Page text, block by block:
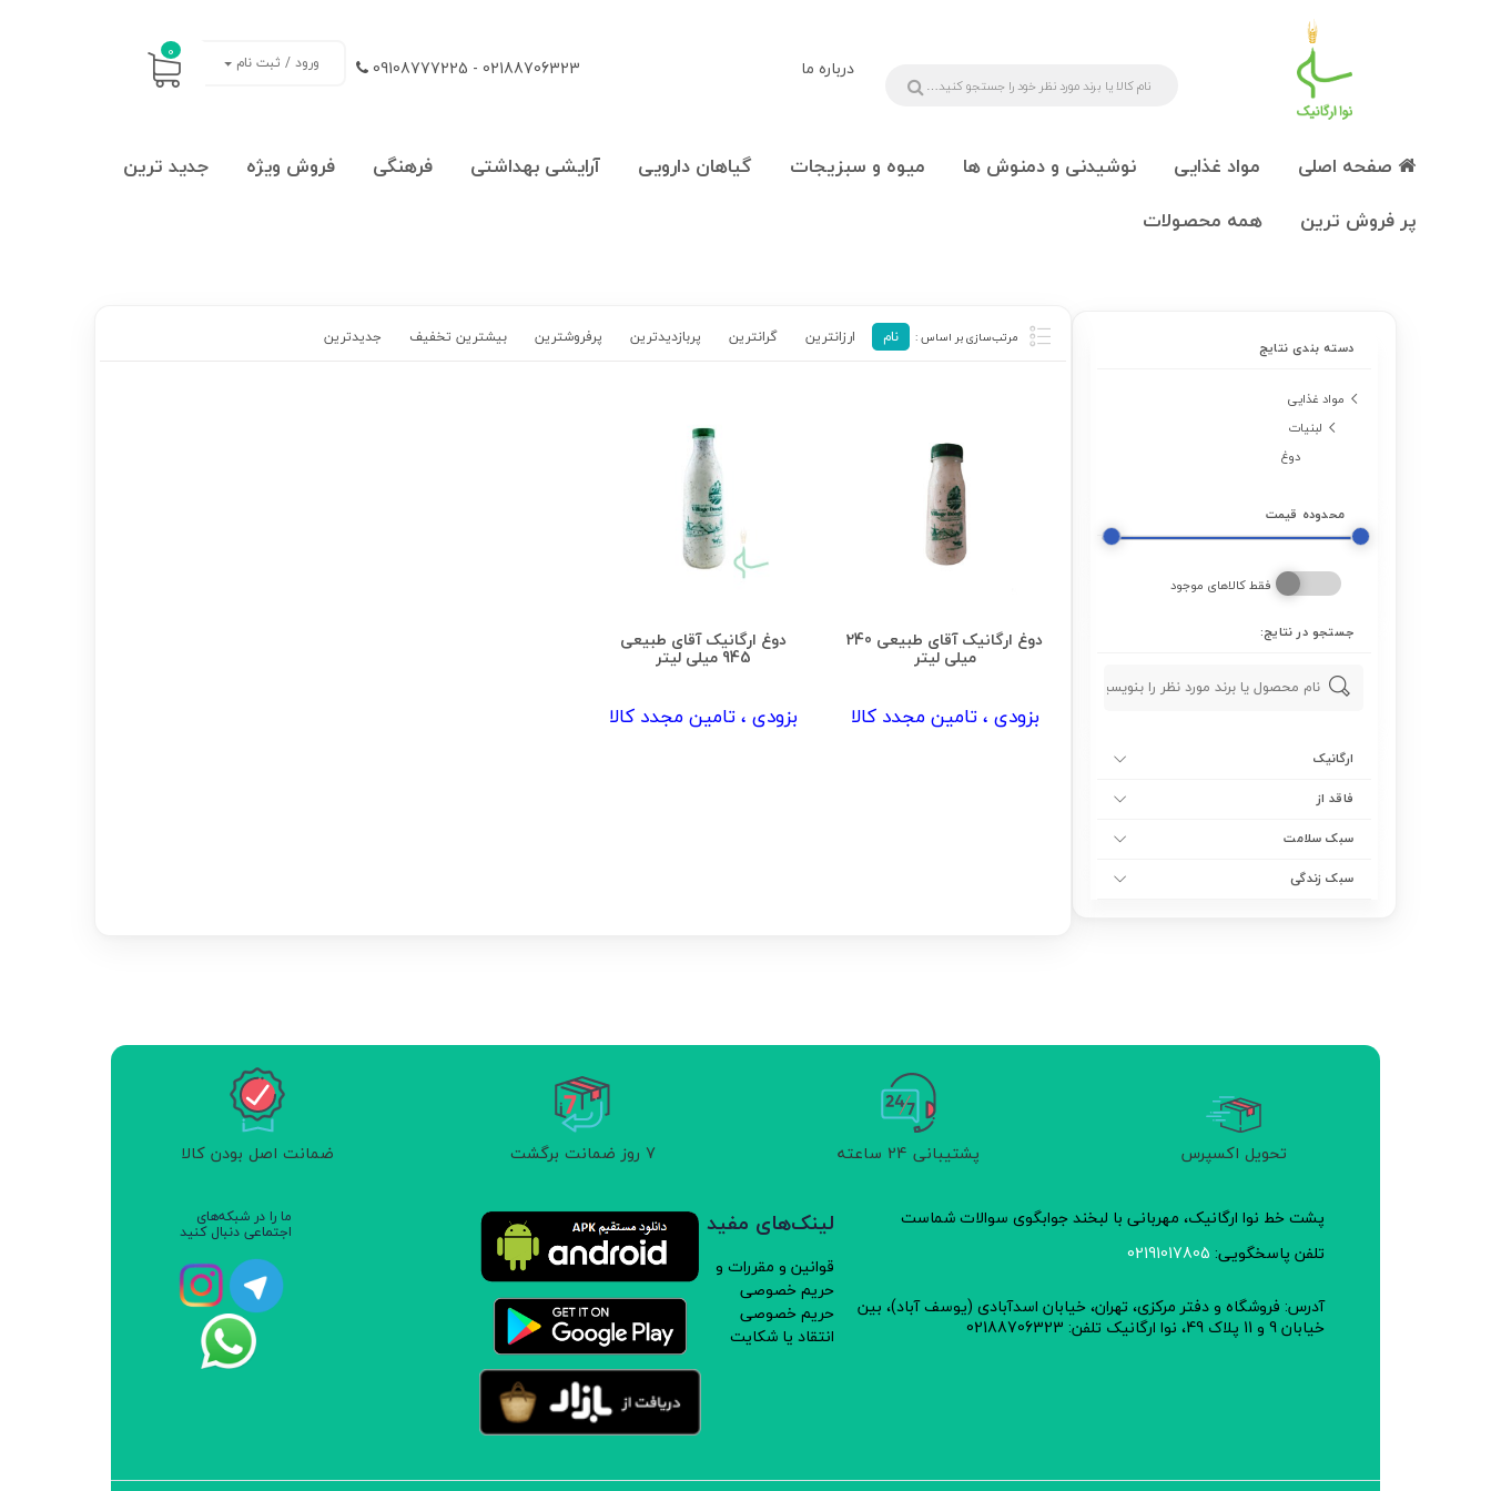
درباره ما 02188706323 - 09108777225 ورود / ثبت نام 0
صفحه اصلی مواد غذایی نوشیدنی و دمنوش ها میوه و سبزیجات گیاهان دارویی آرایشی بهداشتی فرهنگی فروش ویژه
جدید ترین
پر فروش ترین
همه محصولات
دسته بندی نتایج
مواد غذایی
لبنیات
دوغ
محدوده قیمت
فقط کالاهای موجود
جستجو در نتایج:
ارگانیک
فاقد از
سبک سلامت
سبک زندگی
نام ارزانترین گرانترین پربازدیدترین‌ پرفروشترین بیشترین تخفیف جدیدترین
دوغ ارگانیک آقای طبیعی 240
میلی لیتر
بزودی ، تامین مجدد کالا
دوغ ارگانیک آقای طبیعی
945 میلی لیتر
بزودی ، تامین مجدد کالا
تحویل اکسپرس پشتیبانی 24 ساعته 7 روز ضمانت برگشت ضمانت اصل بودن کالا
پشت خط نوا ارگانیک، مهربانی با لبخند جوابگوی سوالات شماست
تلفن پاسخگویی: 02191017805
آدرس: فروشگاه و دفتر مرکزی، تهران، خیابان اسدآبادی (یوسف آباد)، بین
خیابان 9 و 11 پلاک 49، نوا ارگانیک تلفن: 02188706323
لینک‌های مفید
قوانین و مقررات و
حریم خصوصی
حریم خصوصی
انتقاد یا شکایت
ما را در شبکه‌های
اجتماعی دنبال کنید